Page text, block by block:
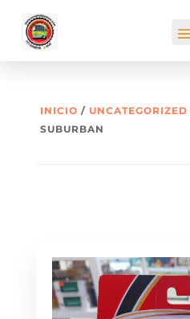
INICIO / UNCATEGORIZED
SUBURBAN